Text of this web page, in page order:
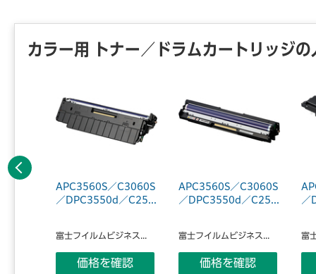
カラー用 トナー／ドラムカートリッジの
APC3560S／C3060S
／DPC3550d／C25...
富士フイルムビジネス...
価格を確認
APC3560S／C3060S
／DPC3550d／C25...
富士フイルムビジネス...
価格を確認
／
富
前へ